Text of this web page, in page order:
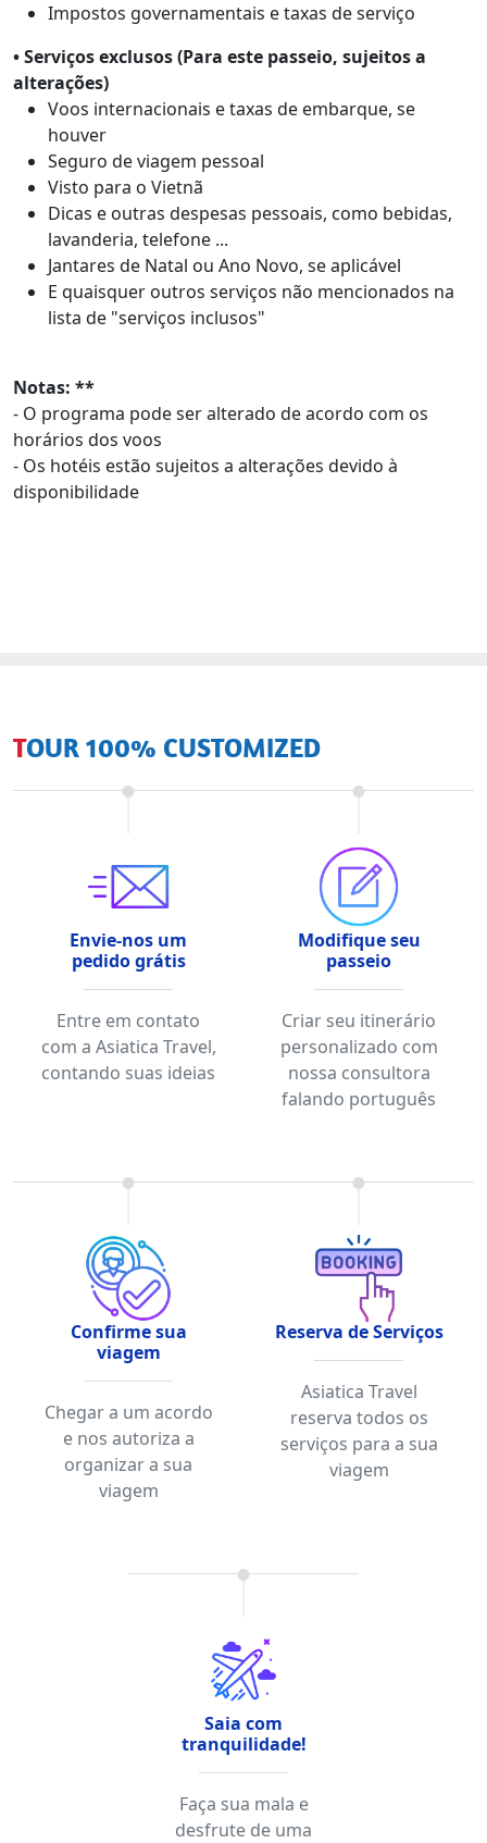
Impostos governamentais e taxas de serviço
•Serviços exclusos (Para este passeio, sujeitos a
alterações)
Voos internacionais e taxas de embarque, se
houver
Seguro de viagem pessoal
Visto para o Vietnã
Dicas e outras despesas pessoais, como bebidas,
lavanderia, telefone ...
Jantares de Natal ou Ano Novo, se aplicável
E quaisquer outros serviços não mencionados na
lista de "serviços inclusos"
Notas: **
- O programa pode ser alterado de acordo com os
horários dos voos
- Os hotéis estão sujeitos a alterações devido à
disponibilidade
TOUR 100% CUSTOMIZED
Envie-nos um
pedido grátis
Entre em contato
com a Asiatica Travel,
contando suas ideias
Modifique seu
passeio
Criar seu itinerário
personalizado com
nossa consultora
falando português
Confirme sua
viagem
Chegar a um acordo
e nos autoriza a
organizar a sua
viagem
Reserva de Serviços
Asiatica Travel
reserva todos os
serviços para a sua
viagem
Saia com
tranquilidade!
Faça sua mala e
desfrute de uma